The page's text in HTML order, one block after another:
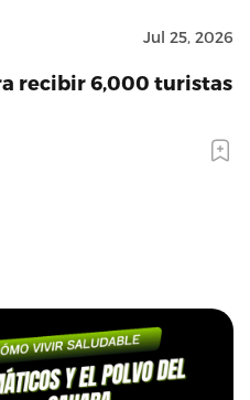
Jul 25, 2026
recibir 6,000 turistas